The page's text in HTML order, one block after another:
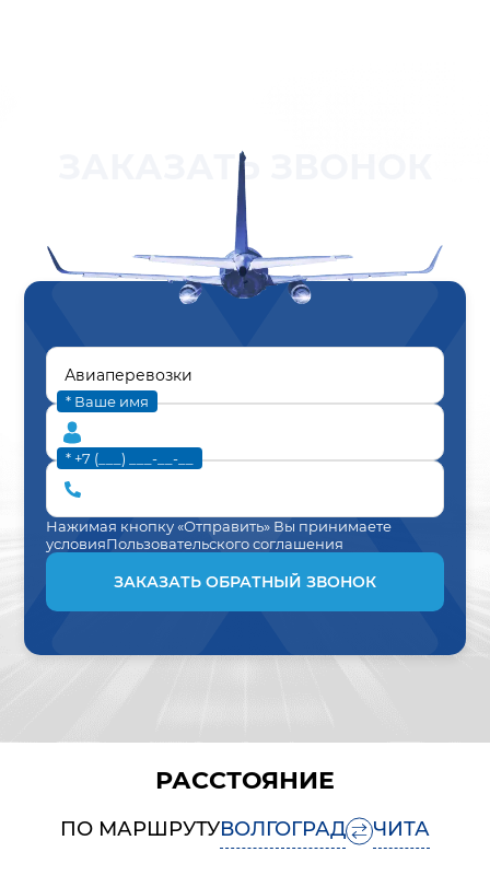
ЗАКАЗАТЬ ЗВОНОК
* Ваше имя
* +7 (___) ___-__-__
Нажимая кнопку «Отправить» Вы принимаете
условияПользовательского соглашения
ЗАКАЗАТЬ ОБРАТНЫЙ ЗВОНОК
РАССТОЯНИЕ
ПО МАРШРУТУВОЛГОГРАД ЧИТА